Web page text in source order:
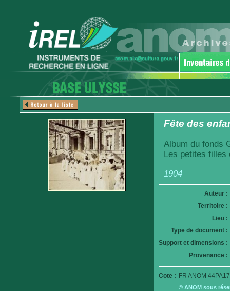
Fête des
Album du fonds
Les petites filles
1904
Auteur :
Territoire :
Lieu :
Type de document :
Support et dimensions :
Provenance :
Cote : FR ANOM
© ANOM sous